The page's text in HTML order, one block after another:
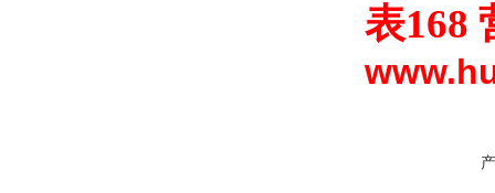
表168